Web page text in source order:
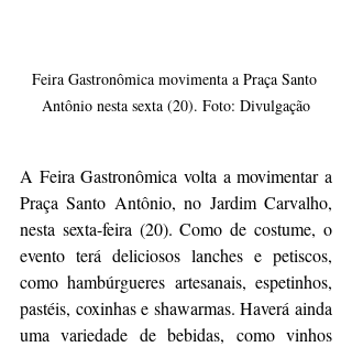
Feira Gastronômica movimenta a Praça Santo
Antônio nesta sexta (20). Foto: Divulgação
A Feira Gastronômica volta a movimentar a
Praça Santo Antônio, no Jardim Carvalho,
nesta sexta-feira (20). Como de costume, o
evento terá deliciosos lanches e petiscos,
como hambúrgueres artesanais, espetinhos,
pastéis, coxinhas e shawarmas. Haverá ainda
uma variedade de bebidas, como vinhos